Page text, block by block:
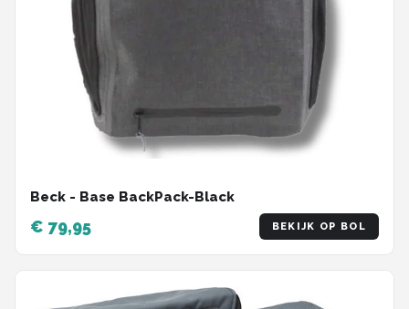
Beck - Base BackPack-Black
€ 79,95 BEKIJK OP BOL